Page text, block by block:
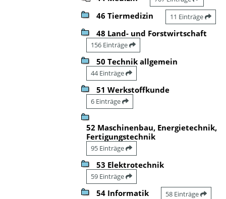
46 Tiermedizin 11 Einträge
48 Land- und Forstwirtschaft
156 Einträge
50 Technik allgemein
44 Einträge
51 Werkstoffkunde
6 Einträge
52 Maschinenbau, Energietechnik,
Fertigungstechnik
95 Einträge
53 Elektrotechnik
59 Einträge
54 Informatik 58 Einträge